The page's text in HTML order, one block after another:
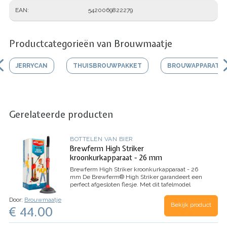
EAN 5420069822279
Productcategorieën van Brouwmaatje
JERRYCAN THUISBROUWPAKKET
Gerelateerde producten
BOTTELEN VAN BIER
Brewferm High Striker
kroonkurkapparaat - 26 mm
Brewferm High Striker kroonkurkapparaat - 26
mm De Brewferm® High Striker garandeert een
perfect afgesloten flesje. Met dit tafelmodel
ergonomische manier. De High Striker blinkt uit
Door: Brouwmaatje
€ 44.00 Bekijk product